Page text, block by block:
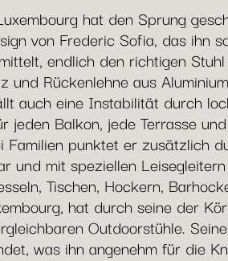
hat den Sprung
von Frederic Sofia, das ihn
endlich den richtigen
und Rückenlehne aus
auch eine Instabilität durch
jeden Balkon, jede Terrasse
Familien punktet er zusätzlich
und mit speziellen
Tischen, Hockern,
hat durch seine der
Outdoorstühle.
was ihn angenehm für die